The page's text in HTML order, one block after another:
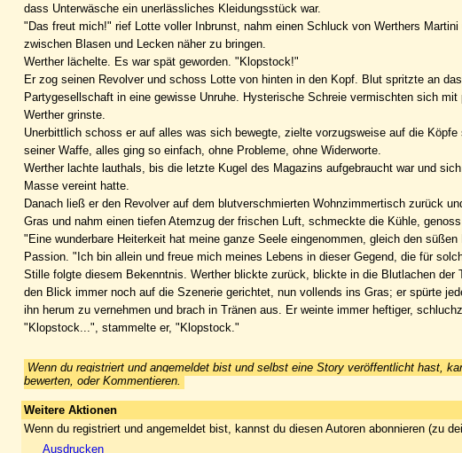
dass Unterwäsche ein unerlässliches Kleidungsstück war.
"Das freut mich!" rief Lotte voller Inbrunst, nahm einen Schluck von Werthers
zwischen Blasen und Lecken näher zu bringen.
Werther lächelte. Es war spät geworden. "Klopstock!"
Er zog seinen Revolver und schoss Lotte von hinten in den Kopf. Blut spritzte an
Partygesellschaft in eine gewisse Unruhe. Hysterische Schreie vermischten sich mit
Werther grinste.
Unerbittlich schoss er auf alles was sich bewegte, zielte vorzugsweise auf die
seiner Waffe, alles ging so einfach, ohne Probleme, ohne Widerworte.
Werther lachte lauthals, bis die letzte Kugel des Magazins aufgebraucht war und
Masse vereint hatte.
Danach ließ er den Revolver auf dem blutverschmierten Wohnzimmertisch zurück
Gras und nahm einen tiefen Atemzug der frischen Luft, schmeckte die Kühle, genoss
"Eine wunderbare Heiterkeit hat meine ganze Seele eingenommen, gleich den
Passion. "Ich bin allein und freue mich meines Lebens in dieser Gegend, die für
Stille folgte diesem Bekenntnis. Werther blickte zurück, blickte in die Blutlachen
den Blick immer noch auf die Szenerie gerichtet, nun vollends ins Gras; er spürte
ihn herum zu vernehmen und brach in Tränen aus. Er weinte immer heftiger,
"Klopstock...", stammelte er, "Klopstock."
Wenn du registriert und angemeldet bist und selbst eine Story veröffentlicht hast,
bewerten, oder Kommentieren.
Weitere Aktionen
Wenn du registriert und angemeldet bist, kannst du diesen Autoren abonnieren (zu
Ausdrucken